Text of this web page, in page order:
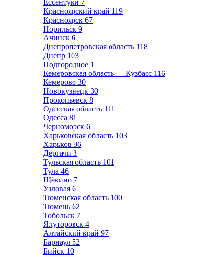
Ессентуки 7
Красноярский край 119
Красноярск 67
Норильск 9
Ачинск 6
Днепропетровская область 118
Днепр 103
Подгородное 1
Кемеровская область — Кузбасс 116
Кемерово 30
Новокузнецк 30
Прокопьевск 8
Одесская область 111
Одесса 81
Черноморск 6
Харьковская область 103
Харьков 96
Дергачи 3
Тульская область 101
Тула 46
Щёкино 7
Узловая 6
Тюменская область 100
Тюмень 62
Тобольск 7
Ялуторовск 4
Алтайский край 97
Барнаул 52
Бийск 10